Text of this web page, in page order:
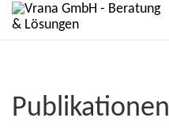
Publikationen